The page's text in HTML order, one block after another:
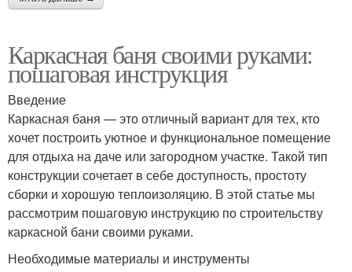
Каркасная баня своими руками:
пошаговая инструкция
Введение
Каркасная баня — это отличный вариант для тех, кто
хочет построить уютное и функциональное помещение
для отдыха на даче или загородном участке. Такой тип
конструкции сочетает в себе доступность, простоту
сборки и хорошую теплоизоляцию. В этой статье мы
рассмотрим пошаговую инструкцию по строительству
каркасной бани своими руками.
Необходимые материалы и инструменты